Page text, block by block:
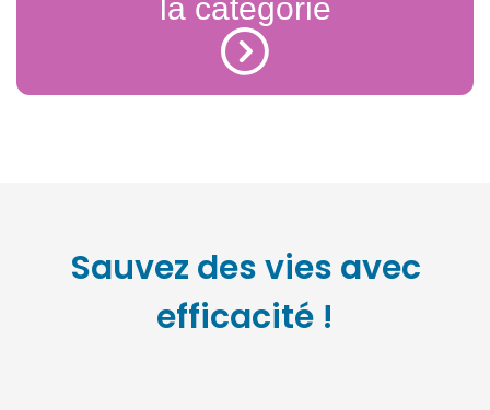
la catégorie
Sauvez des vies avec
efficacité !